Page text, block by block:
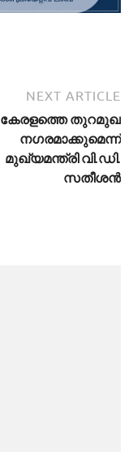
NEXT ARTICLE
കേരളത്തെ തുറമുഖ
നഗരമാക്കുമെന്ന്
മുഖ്യമന്ത്രി വി.ഡി.
സതീശൻ